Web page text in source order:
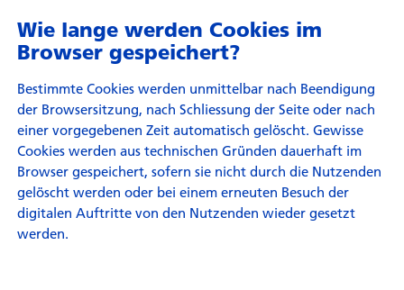
Wie lange werden Cookies im
Browser gespeichert?
Bestimmte Cookies werden unmittelbar nach Beendigung
der Browsersitzung, nach Schliessung der Seite oder nach
einer vorgegebenen Zeit automatisch gelöscht. Gewisse
Cookies werden aus technischen Gründen dauerhaft im
Browser gespeichert, sofern sie nicht durch die Nutzenden
gelöscht werden oder bei einem erneuten Besuch der
digitalen Auftritte von den Nutzenden wieder gesetzt
werden.